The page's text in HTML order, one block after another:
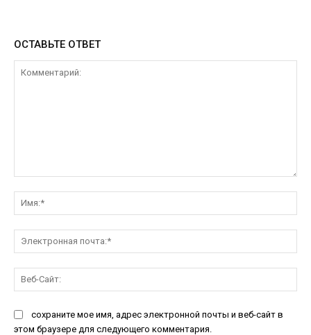
ОСТАВЬТЕ ОТВЕТ
сохраните мое имя, адрес электронной почты и веб-сайт в
этом браузере для следующего комментария.